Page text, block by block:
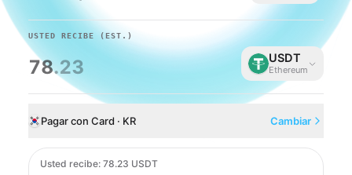
USTED RECIBE (EST.)
78.23 USDT
Ethereum
Pagar con Card · KR Cambiar
Usted recibe: 78.23 USDT
Card